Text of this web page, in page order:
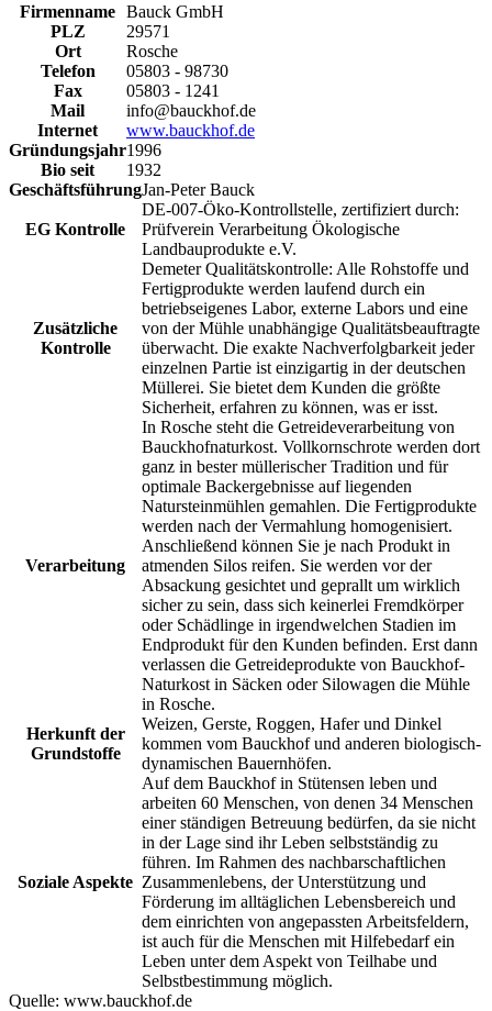
Firmenname Bauck GmbH
PLZ
29571
Ort
Rosche
Telefon
05803 - 98730
Fax
05803 - 1241
Mail
info@bauckhof.de
Internet
www.bauckhof.de
Gründungsjahr1996
Bio seit
1932
GeschäftsführungJan-Peter Bauck
EG Kontrolle
DE-007-Öko-Kontrollstelle, zertifiziert durch:
Prüfverein Verarbeitung Ökologische
Landbauprodukte e.V.
Zusätzliche
Kontrolle
Demeter Qualitätskontrolle: Alle Rohstoffe und
Fertigprodukte werden laufend durch ein
betriebseigenes Labor, externe Labors und eine
von der Mühle unabhängige Qualitätsbeauftragte
überwacht. Die exakte Nachverfolgbarkeit jeder
einzelnen Partie ist einzigartig in der deutschen
Müllerei. Sie bietet dem Kunden die größte
Sicherheit, erfahren zu können, was er isst.
Verarbeitung
In Rosche steht die Getreideverarbeitung von
Bauckhofnaturkost. Vollkornschrote werden dort
ganz in bester müllerischer Tradition und für
optimale Backergebnisse auf liegenden
Natursteinmühlen gemahlen. Die Fertigprodukte
werden nach der Vermahlung homogenisiert.
Anschließend können Sie je nach Produkt in
atmenden Silos reifen. Sie werden vor der
Absackung gesichtet und geprallt um wirklich
sicher zu sein, dass sich keinerlei Fremdkörper
oder Schädlinge in irgendwelchen Stadien im
Endprodukt für den Kunden befinden. Erst dann
verlassen die Getreideprodukte von Bauckhof-
Naturkost in Säcken oder Silowagen die Mühle
in Rosche.
Herkunft der
Grundstoffe
Weizen, Gerste, Roggen, Hafer und Dinkel
kommen vom Bauckhof und anderen biologisch-
dynamischen Bauernhöfen.
Soziale Aspekte
Auf dem Bauckhof in Stütensen leben und
arbeiten 60 Menschen, von denen 34 Menschen
einer ständigen Betreuung bedürfen, da sie nicht
in der Lage sind ihr Leben selbstständig zu
führen. Im Rahmen des nachbarschaftlichen
Zusammenlebens, der Unterstützung und
Förderung im alltäglichen Lebensbereich und
dem einrichten von angepassten Arbeitsfeldern,
ist auch für die Menschen mit Hilfebedarf ein
Leben unter dem Aspekt von Teilhabe und
Selbstbestimmung möglich.
Quelle: www.bauckhof.de